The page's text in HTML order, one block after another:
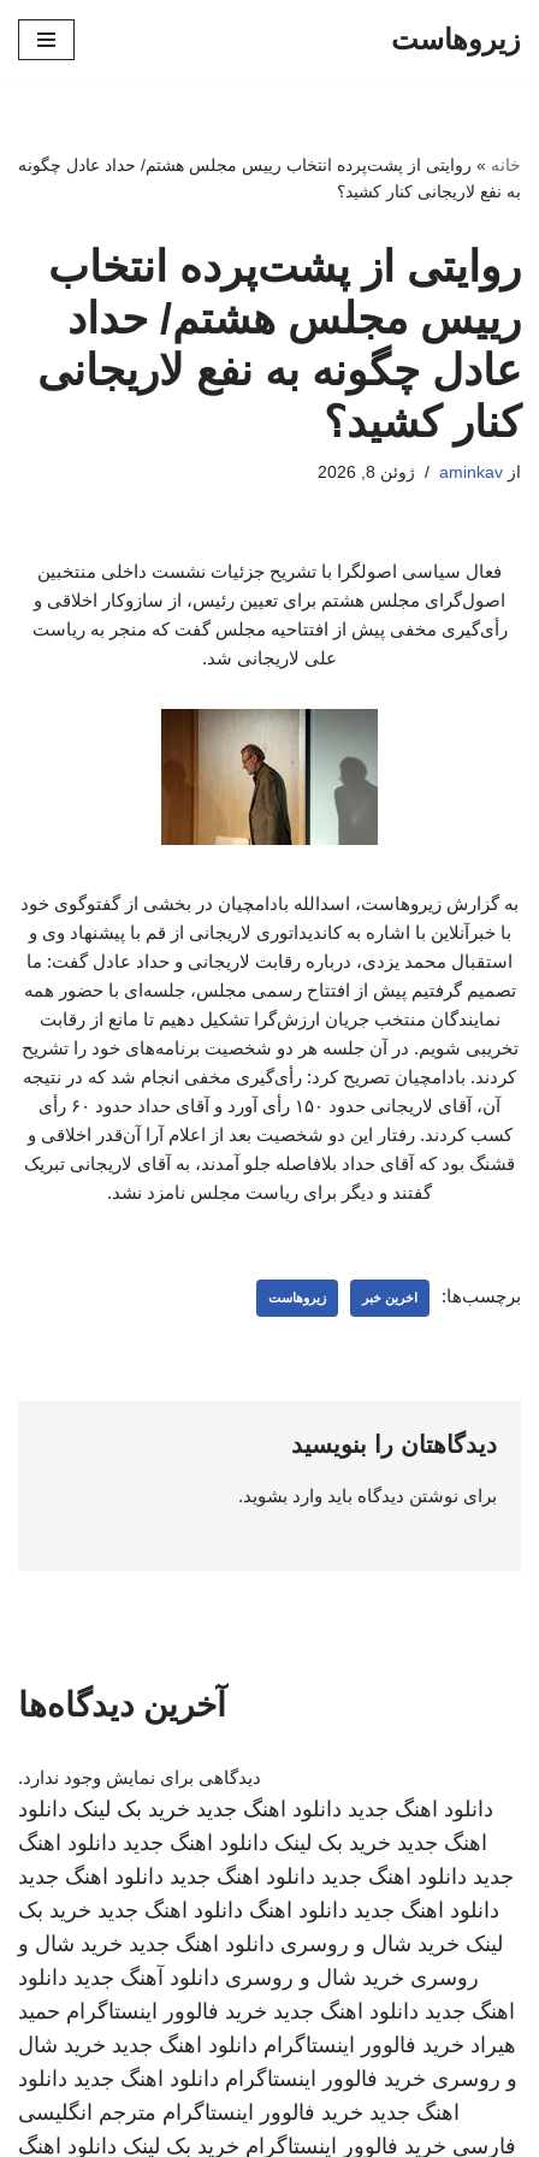
زیروهاست
خانه » روایتی از پشت‌پرده انتخاب رییس مجلس هشتم/ حداد عادل چگونه
به نفع لاریجانی کنار کشید؟
روایتی از پشت‌پرده انتخاب
رییس مجلس هشتم/ حداد
عادل چگونه به نفع لاریجانی
کنار کشید؟
از aminkav ژوئن 8, 2026
فعال سیاسی اصولگرا با تشریح جزئیات نشست داخلی منتخبین
اصول‌گرای مجلس هشتم برای تعیین رئیس، از سازوکار اخلاقی و
رأی‌گیری مخفی پیش از افتتاحیه مجلس گفت که منجر به ریاست
علی لاریجانی شد.
به گزارش زیروهاست، اسدالله بادامچیان در بخشی از گفت­وگوی خود
با خبرآنلاین با اشاره به کاندیداتوری لاریجانی از قم با پیشنهاد وی و
استقبال محمد یزدی، درباره رقابت لاریجانی و حداد عادل گفت: ما
تصمیم گرفتیم پیش از افتتاح رسمی مجلس، جلسه‌ای با حضور همه
نمایندگان منتخب جریان ارزش‌گرا تشکیل دهیم تا مانع از رقابت
تخریبی شویم. در آن جلسه هر دو شخصیت برنامه‌های خود را تشریح
کردند. بادامچیان تصریح کرد: رأی‌گیری مخفی انجام شد که در نتیجه
آن، آقای لاریجانی حدود ۱۵۰ رأی آورد و آقای حداد حدود ۶۰ رأی
کسب کردند. رفتار این دو شخصیت بعد از اعلام آرا آن‌قدر اخلاقی و
قشنگ بود که آقای حداد بلافاصله جلو آمدند، به آقای لاریجانی تبریک
گفتند و دیگر برای ریاست مجلس نامزد نشد.
برچسب‌ها: اخرین خبر زیروهاست
دیدگاهتان را بنویسید
برای نوشتن دیدگاه باید وارد بشوید.
آخرین دیدگاه‌ها
دیدگاهی برای نمایش وجود ندارد.
دانلود اهنگ جدید دانلود اهنگ جدید خرید بک لینک دانلود
اهنگ جدید خرید بک لینک دانلود اهنگ جدید دانلود اهنگ
جدید دانلود اهنگ جدید دانلود اهنگ جدید دانلود اهنگ جدید
دانلود اهنگ جدید دانلود اهنگ دانلود اهنگ جدید خرید بک
لینک خرید شال و روسری دانلود اهنگ جدید خرید شال و
روسری خرید شال و روسری دانلود آهنگ جدید دانلود
اهنگ جدید دانلود اهنگ جدید خرید فالوور اینستاگرام حمید
هیراد خرید فالوور اینستاگرام دانلود اهنگ جدید خرید شال
و روسری خرید فالوور اینستاگرام دانلود اهنگ جدید دانلود
اهنگ جدید خرید فالوور اینستاگرام مترجم انگلیسی
فارسی خرید فالوور اینستاگرام خرید بک لینک دانلود اهنگ